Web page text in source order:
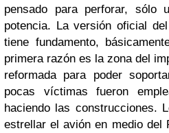
pensado para perforar, sólo
potencia. La versión oficial
tiene fundamento,
primera razón es la zona del
reformada para poder
pocas víctimas fueron
haciendo las construcciones.
estrellar el avión en medio del